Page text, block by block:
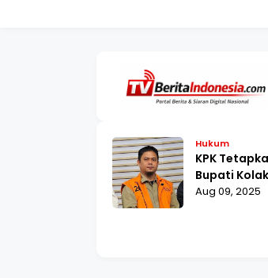
Hukum
KPK
Bupati
Timur
Aug 09, 2025